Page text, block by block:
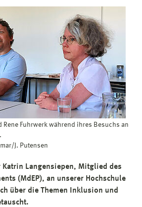
Rene Fuhrwerk während ihres Besuchs an
J. Putensen
Katrin Langensiepen, Mitglied des
(MdEP), an unserer Hochschule
über die Themen Inklusion und